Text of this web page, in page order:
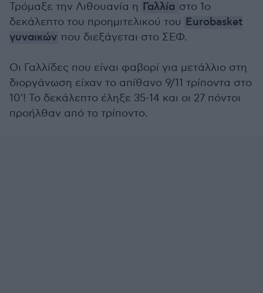
Τρόμαξε την Λιθουανία η Γαλλία στο 1ο
δεκάλεπτο του προημιτελικού του Eurobasket
γυναικών που διεξάγεται στο ΣΕΦ.
Οι Γαλλίδες που είναι φαβορί για μετάλλιο στη
διοργάνωση είχαν το απίθανο 9/11 τρίποντα στο
10'! Το δεκάλεπτο έληξε 35-14 και οι 27 πόντοι
προήλθαν από το τρίποντο.